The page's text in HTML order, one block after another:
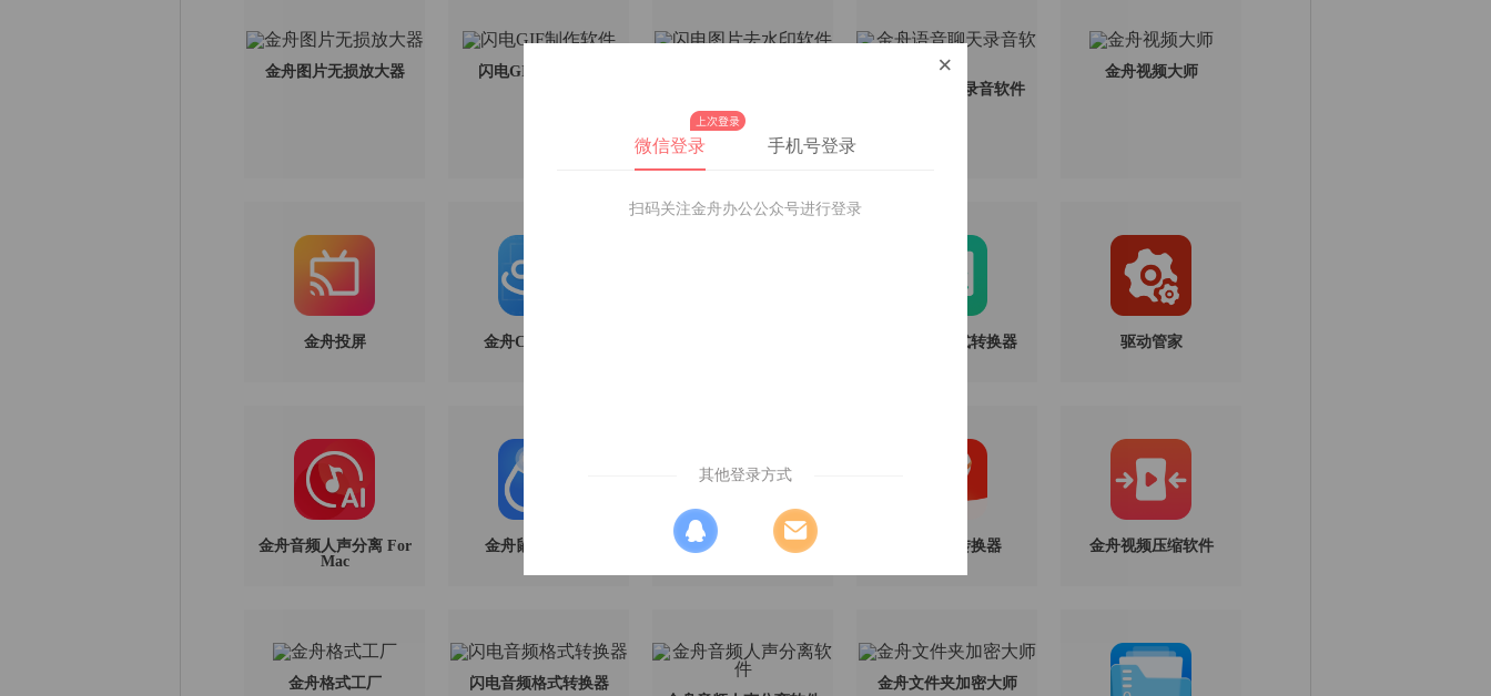
金舟图片无损放大器 闪电GIF制作软件
金舟语音聊天录音软件
金舟视频大师
金舟投屏 金舟CAD转换器 金舟视频格式转换器 驱动管家
金舟音频人声分离 For
Mac
金舟鼠标连点器 金舟AI写作 金舟PDF转换器 金舟视频压缩软件
金舟格式工厂
闪电音频格式转换器
金舟文件夹加密大师
×
微信登录 手机号登录
扫码关注金舟办公公众号进行登录
其他登录方式